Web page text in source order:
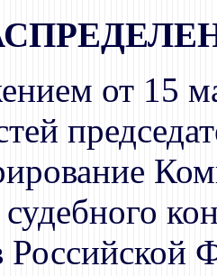
от 15
Российской